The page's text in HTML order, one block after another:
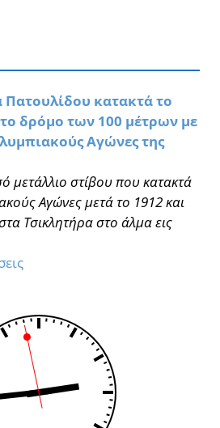
κατακτά το
δρόμο των 100 μέτρων με
Αγώνες της
μετάλλιο στίβου που κατακτά
Αγώνες μετά το 1912 και
Τσικλητήρα στο άλμα εις